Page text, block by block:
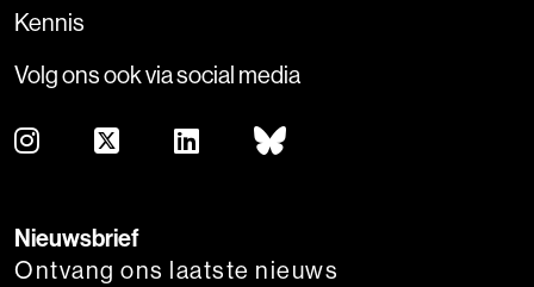
Kennis
Volg ons ook via social media
Nieuwsbrief
Ontvang ons laatste nieuws